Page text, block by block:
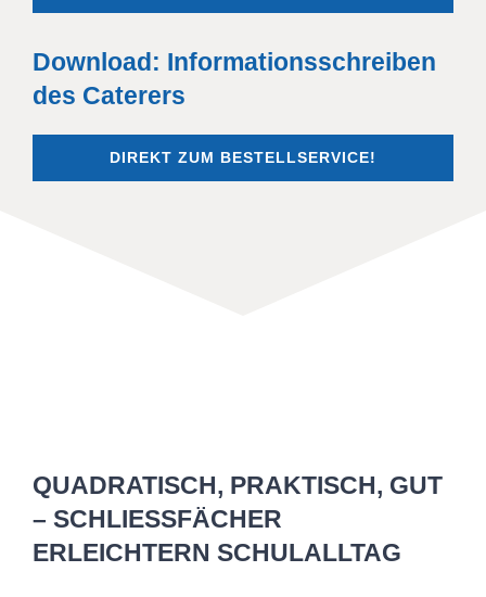
Download: Informationsschreiben
des Caterers
DIREKT ZUM BESTELLSERVICE!
QUADRATISCH, PRAKTISCH, GUT
– SCHLIESSFÄCHER
ERLEICHTERN SCHULALLTAG